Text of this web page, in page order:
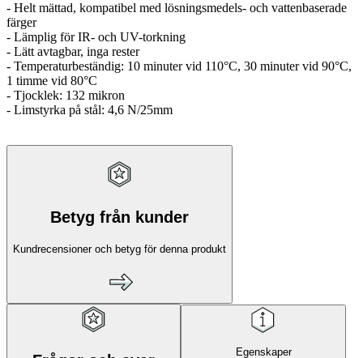
- Helt mättad, kompatibel med lösningsmedels- och vattenbaserade
färger
- Lämplig för IR- och UV-torkning
- Lätt avtagbar, inga rester
- Temperaturbeständig: 10 minuter vid 110°C, 30 minuter vid 90°C,
1 timme vid 80°C
- Tjocklek: 132 mikron
- Limstyrka på stål: 4,6 N/25mm
Betyg från kunder
Kundrecensioner och betyg för denna produkt
Egenskaper